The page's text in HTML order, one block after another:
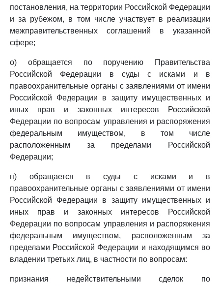
постановления, на территории Российской Федерации
и за рубежом, в том числе участвует в реализации
межправительственных соглашений в указанной
сфере;
о) обращается по поручению Правительства
Российской Федерации в суды с исками и в
правоохранительные органы с заявлениями от имени
Российской Федерации в защиту имущественных и
иных прав и законных интересов Российской
Федерации по вопросам управления и распоряжения
федеральным имуществом, в том числе
расположенным за пределами Российской
Федерации;
п) обращается в суды с исками и в
правоохранительные органы с заявлениями от имени
Российской Федерации в защиту имущественных и
иных прав и законных интересов Российской
Федерации по вопросам управления и распоряжения
федеральным имуществом, расположенным за
пределами Российской Федерации и находящимся во
владении третьих лиц, в частности по вопросам:
признания недействительными сделок по